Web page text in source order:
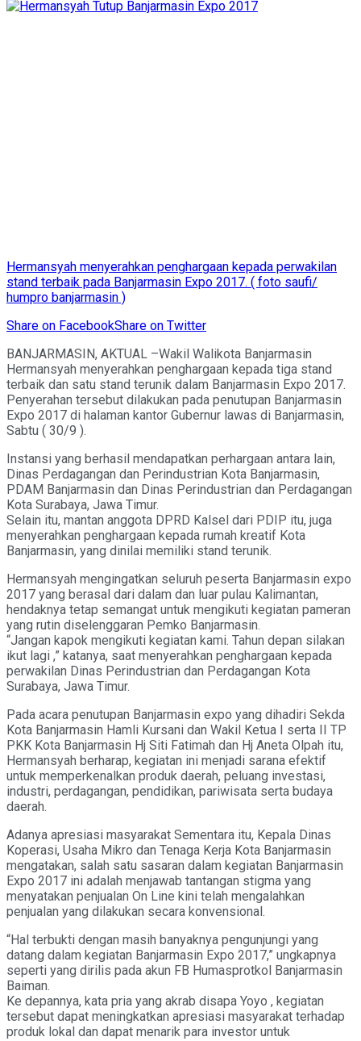
Hermansyah menyerahkan penghargaan kepada perwakilan
stand terbaik pada Banjarmasin Expo 2017. ( foto saufi/
humpro banjarmasin )
Share on FacebookShare on Twitter
BANJARMASIN, AKTUAL –Wakil Walikota Banjarmasin
Hermansyah menyerahkan penghargaan kepada tiga stand
terbaik dan satu stand terunik dalam Banjarmasin Expo 2017.
Penyerahan tersebut dilakukan pada penutupan Banjarmasin
Expo 2017 di halaman kantor Gubernur lawas di Banjarmasin,
Sabtu ( 30/9 ).
Instansi yang berhasil mendapatkan perhargaan antara lain,
Dinas Perdagangan dan Perindustrian Kota Banjarmasin,
PDAM Banjarmasin dan Dinas Perindustrian dan Perdagangan
Kota Surabaya, Jawa Timur.
Selain itu, mantan anggota DPRD Kalsel dari PDIP itu, juga
menyerahkan penghargaan kepada rumah kreatif Kota
Banjarmasin, yang dinilai memiliki stand terunik.
Hermansyah mengingatkan seluruh peserta Banjarmasin expo
2017 yang berasal dari dalam dan luar pulau Kalimantan,
hendaknya tetap semangat untuk mengikuti kegiatan pameran
yang rutin diselenggaran Pemko Banjarmasin.
“Jangan kapok mengikuti kegiatan kami. Tahun depan silakan
ikut lagi ,” katanya, saat menyerahkan penghargaan kepada
perwakilan Dinas Perindustrian dan Perdagangan Kota
Surabaya, Jawa Timur.
Pada acara penutupan Banjarmasin expo yang dihadiri Sekda
Kota Banjarmasin Hamli Kursani dan Wakil Ketua I serta II TP
PKK Kota Banjarmasin Hj Siti Fatimah dan Hj Aneta Olpah itu,
Hermansyah berharap, kegiatan ini menjadi sarana efektif
untuk memperkenalkan produk daerah, peluang investasi,
industri, perdagangan, pendidikan, pariwisata serta budaya
daerah.
Adanya apresiasi masyarakat Sementara itu, Kepala Dinas
Koperasi, Usaha Mikro dan Tenaga Kerja Kota Banjarmasin
mengatakan, salah satu sasaran dalam kegiatan Banjarmasin
Expo 2017 ini adalah menjawab tantangan stigma yang
menyatakan penjualan On Line kini telah mengalahkan
penjualan yang dilakukan secara konvensional.
“Hal terbukti dengan masih banyaknya pengunjungi yang
datang dalam kegiatan Banjarmasin Expo 2017,” ungkapnya
seperti yang dirilis pada akun FB Humasprotkol Banjarmasin
Baiman.
Ke depannya, kata pria yang akrab disapa Yoyo , kegiatan
tersebut dapat meningkatkan apresiasi masyarakat terhadap
produk lokal dan dapat menarik para investor untuk